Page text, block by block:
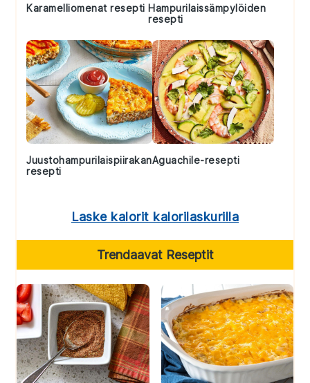
Karamelliomenat resepti Hampurilaissämpylöiden
resepti
Juustohampurilaispiirakan
resepti
Aguachile-resepti
Laske kalorit kalorilaskurilla
Trendaavat Reseptit